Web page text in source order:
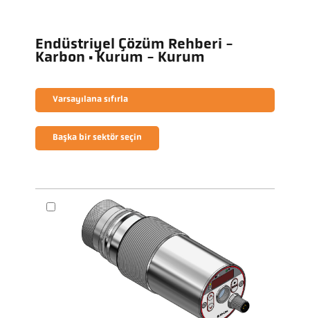
Endüstriyel Çözüm Rehberi -
Karbon · Kurum - Kurum
Varsayılana sıfırla
Başka bir sektör seçin